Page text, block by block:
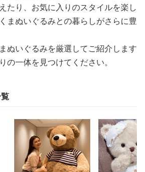
たり、お気に入りのスタイルを楽し
まぬいぐるみとの暮らしがさらに豊
ぬいぐるみを厳選してご紹介します
の一体を見つけてください。